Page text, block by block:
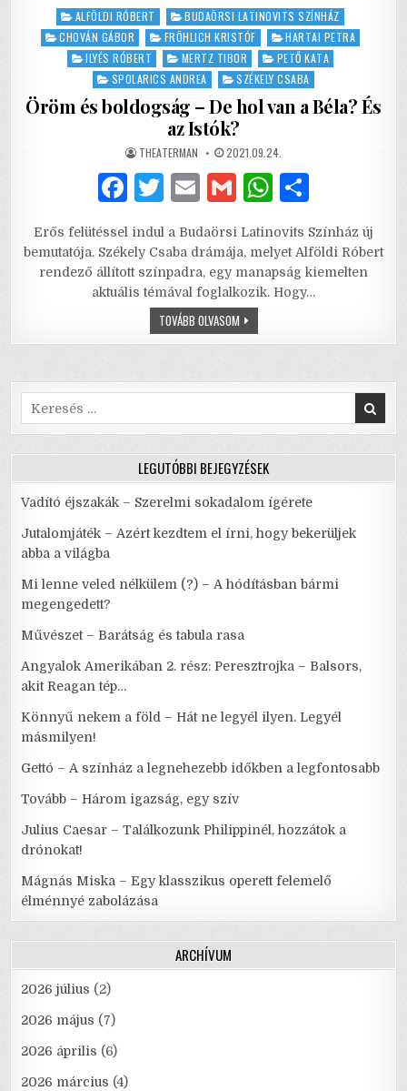
Posted
in
ALFÖLDI RÓBERT
BUDAÖRSI LATINOVITS SZÍNHÁZ
CHOVÁN GÁBOR
FRÖHLICH KRISTÓF
HARTAI PETRA
ILYÉS RÓBERT
MERTZ TIBOR
PETŐ KATA
SPOLARICS ANDREA
SZÉKELY CSABA
Öröm és boldogság – De hol van a Béla? És
az Istók?
AUTHOR:
THEATERMAN PUBLISHED
DATE:
2021.09.24.
F
c
e
b
k
T
it
te
r
E
ai
l
G
ai
l
W
at
s
A
ar
e
Erős felütéssel indul a Budaörsi Latinovits Színház új
bemutatója. Székely Csaba drámája, melyet Alföldi Róbert
rendező állított színpadra, egy manapság kiemelten
aktuális témával foglalkozik. Hogy…
TOVÁBB OLVASOMÖRÖM
ÉS
BOLDOGSÁG
HOL
VAN
ÉS
AZ
ISTÓK?
Search
for:
LEGUTÓBBI BEJEGYZÉSEK
Vadító éjszakák – Szerelmi sokadalom ígérete
Jutalomjáték – Azért kezdtem el írni, hogy bekerüljek
abba a világba
Mi lenne veled nélkülem (?) – A hódításban bármi
megengedett?
Művészet – Barátság és tabula rasa
Angyalok Amerikában 2. rész: Peresztrojka – Balsors,
akit Reagan tép…
Könnyű nekem a föld – Hát ne legyél ilyen. Legyél
másmilyen!
Gettó – A színház a legnehezebb időkben a legfontosabb
Tovább – Három igazság, egy szív
Julius Caesar – Találkozunk Philippinél, hozzátok a
drónokat!
Mágnás Miska – Egy klasszikus operett felemelő
élménnyé zabolázása
ARCHÍVUM
2026 július (2)
2026 május (7)
2026 április (6)
2026 március (4)